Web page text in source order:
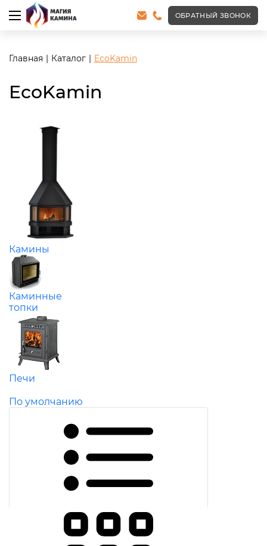
ОБРАТНЫЙ ЗВОНОК
Главная Каталог EcoKamin
EcoKamin
Камины
Каминные
топки
Печи
По умолчанию